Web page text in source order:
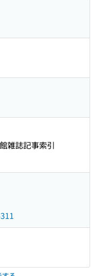
雑誌記事索引